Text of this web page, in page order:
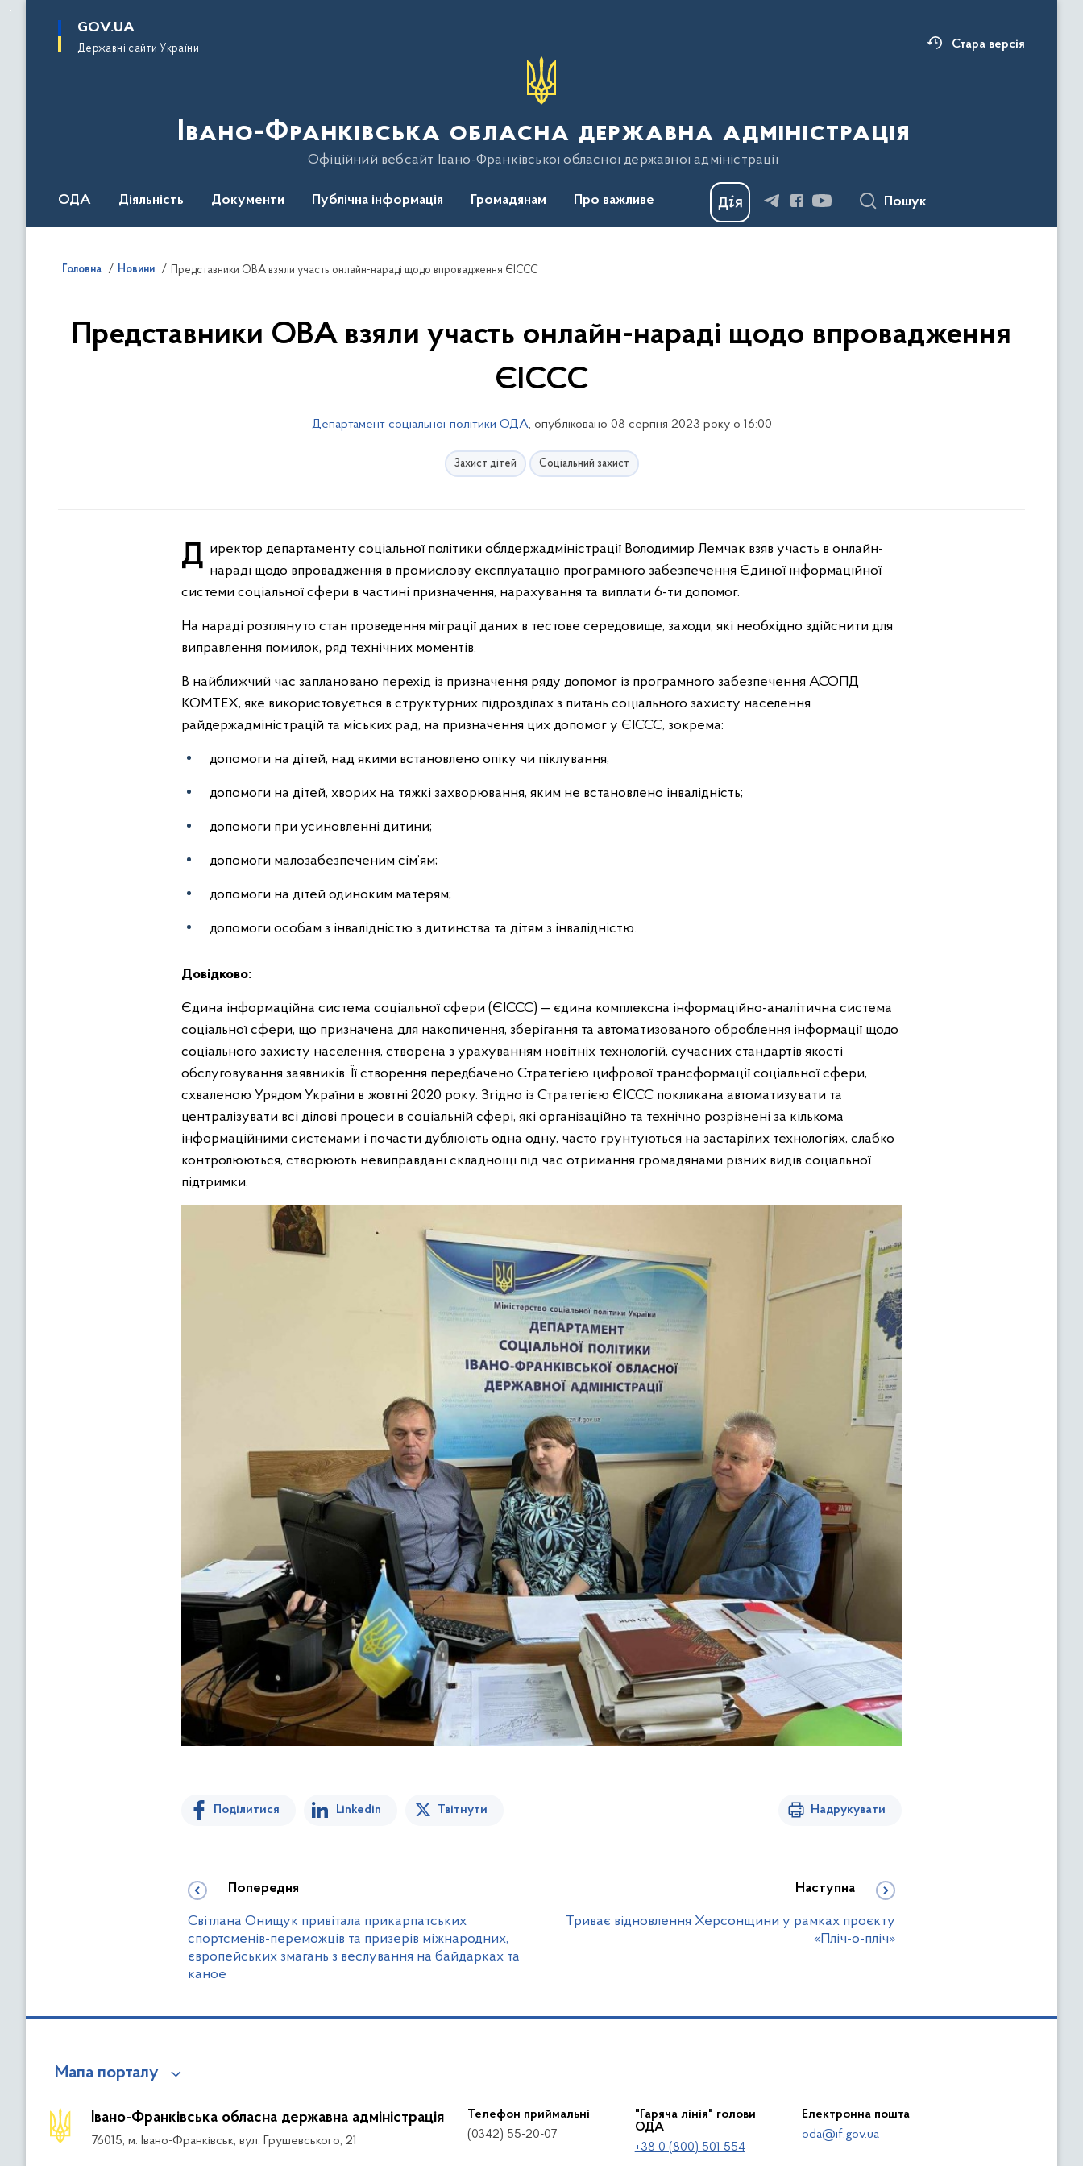
основного
GOV.UA
Державні сайти України Стара версія
Івано-Франківська обласна державна адміністрація
Офіційний вебсайт Івано-Франківської обласної державної адміністрації
ОДА Діяльність Документи Публічна інформація Громадянам Про важливе Пошук
Головна Новини Представники ОВА взяли участь онлайн-нараді щодо впровадження ЄІССС
Представники ОВА взяли участь онлайн-нараді щодо впровадження
ЄІССС
Департамент соціальної політики ОДА, опубліковано 08 серпня 2023 року о 16:00
Захист дітей Соціальний захист
Директор департаменту соціальної політики облдержадміністрації Володимир Лемчак взяв участь в онлайн- нараді щодо впровадження в промислову експлуатацію програмного забезпечення Єдиної інформаційної
системи соціальної сфери в частині призначення, нарахування та виплати 6-ти допомог.
На нараді розглянуто стан проведення міграції даних в тестове середовище, заходи, які необхідно здійснити для
виправлення помилок, ряд технічних моментів.
В найближчий час заплановано перехід із призначення ряду допомог із програмного забезпечення АСОПД
КОМТЕХ, яке використовується в структурних підрозділах з питань соціального захисту населення
райдержадміністрацій та міських рад, на призначення цих допомог у ЄІССС, зокрема:
допомоги на дітей, над якими встановлено опіку чи піклування;
допомоги на дітей, хворих на тяжкі захворювання, яким не встановлено інвалідність;
допомоги при усиновленні дитини;
допомоги малозабезпеченим сім’ям;
допомоги на дітей одиноким матерям;
допомоги особам з інвалідністю з дитинства та дітям з інвалідністю.
Довідково:
Єдина інформаційна система соціальної сфери (ЄІССС) — єдина комплексна інформаційно-аналітична система
соціальної сфери, що призначена для накопичення, зберігання та автоматизованого оброблення інформації щодо
соціального захисту населення, створена з урахуванням новітніх технологій, сучасних стандартів якості
обслуговування заявників. Її створення передбачено Стратегією цифрової трансформації соціальної сфери,
схваленою Урядом України в жовтні 2020 року. Згідно із Стратегією ЄІССС покликана автоматизувати та
централізувати всі ділові процеси в соціальній сфері, які організаційно та технічно розрізнені за кількома
інформаційними системами і почасти дублюють одна одну, часто грунтуються на застарілих технологіях, слабко
контролюються, створюють невиправдані складнощі під час отримання громадянами різних видів соціальної
підтримки.
Поділитися Linkedin Твітнути Надрукувати
Попередня
Світлана Онищук привітала прикарпатських
спортсменів-переможців та призерів міжнародних,
європейських змагань з веслування на байдарках та
каное
Наступна
Триває відновлення Херсонщини у рамках проєкту
«Пліч-о-пліч»
Мапа порталу
Івано-Франківська обласна державна адміністрація
76015, м. Івано-Франківськ, вул. Грушевського, 21
Телефон приймальні
(0342) 55-20-07
"Гаряча лінія" голови
ОДА
+38 0 (800) 501 554
Електронна пошта
oda@if.gov.ua